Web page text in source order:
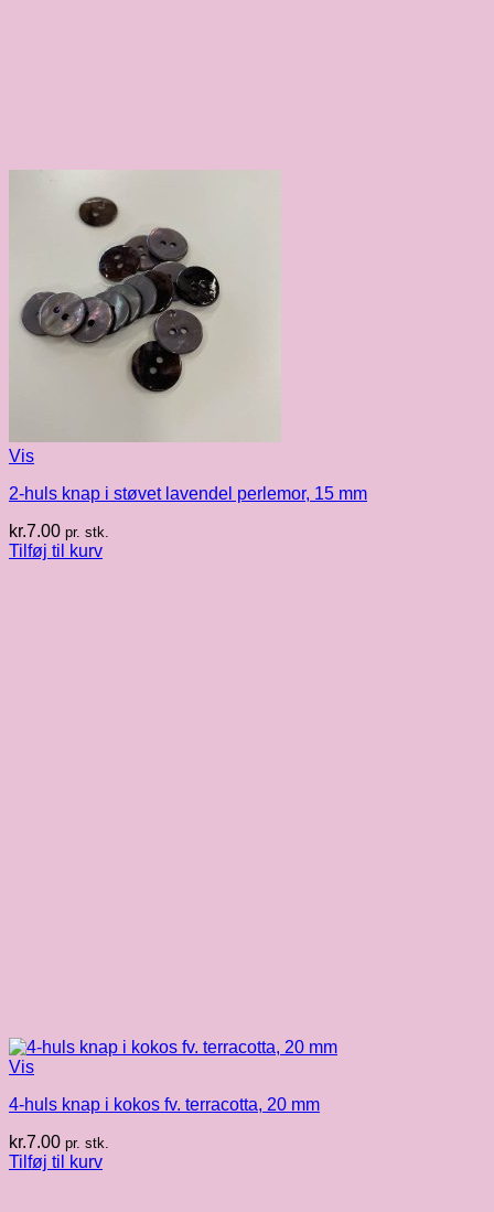
Vis
2-huls knap i støvet lavendel perlemor, 15 mm
kr.7.00 pr. stk.
Tilføj til kurv
Vis
4-huls knap i kokos fv. terracotta, 20 mm
kr.7.00 pr. stk.
Tilføj til kurv